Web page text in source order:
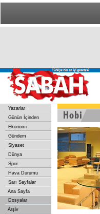
Yazarlar
Günün İçinden
Ekonomi
Gündem
Siyaset
Dünya
Spor
Hava Durumu
Sarı Sayfalar
Ana Sayfa
Dosyalar
Arşiv